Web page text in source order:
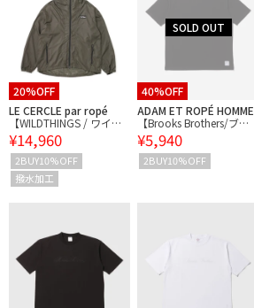
20%OFF
LE CERCLE par ropé
【WILDTHINGS / ワイル
ドシングス】パッカブル
ウィンドパーカーナイロ
ンジャケット
¥14,960
2BUY10%OFF
撥水加工
40%OFF
ADAM ET ROPÉ HOMME
【Brooks Brothers/ブル
ックスブラザーズ】HW
WOVEN LABEL SS TEE
¥5,940
2BUY10%OFF